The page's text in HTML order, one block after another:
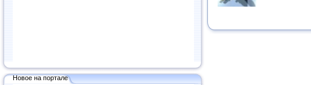
Новое на портале